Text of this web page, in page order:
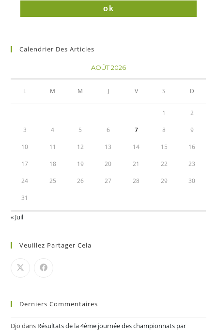
Calendrier Des Articles
AOÛT 2026
L M M J V S D
1 2
3 4 5 6 7 8 9
10 11 12 13 14 15 16
17 18 19 20 21 22 23
24 25 26 27 28 29 30
31
« Juil
Veuillez Partager Cela
Derniers Commentaires
Djo dans Résultats de la 4ème journée des championnats par